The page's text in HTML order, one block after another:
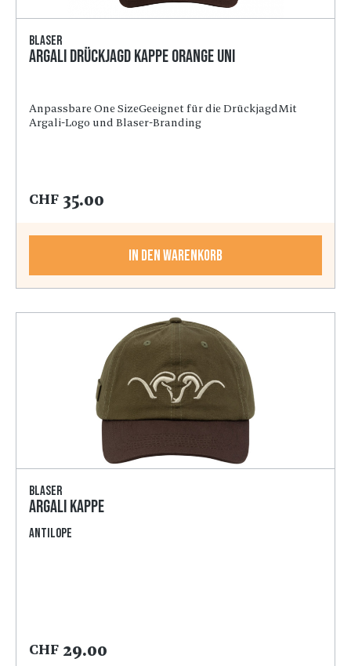
Blaser
Argali Drückjagd Kappe orange Uni
Anpassbare One SizeGeeignet für die DrückjagdMit
Argali-Logo und Blaser-Branding
CHF 35.00
In den Warenkorb
Blaser
Argali Kappe
antilope
CHF 29.00